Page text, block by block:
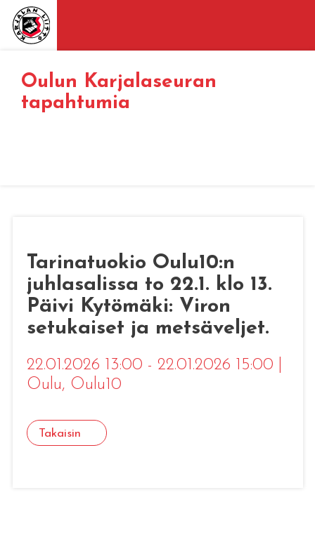
Oulun Karjalaseuran
tapahtumia
Tarinatuokio Oulu10:n
juhlasalissa to 22.1. klo 13.
Päivi Kytömäki: Viron
setukaiset ja metsäveljet.
22.01.2026 13:00 - 22.01.2026 15:00
Oulu, Oulu10
Takaisin